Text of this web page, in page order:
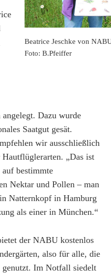
Beatrice Jeschke von
Foto: B.Pfeiffer
Dazu wurde
Saatgut gesät.
wir ausschließlich
„Das ist
bestimmte
Nektar und Pollen – man
Natternkopf in Hamburg
als einer in München.“
der NABU kostenlos
also für alle, die
genutzt. Im Notfall siedelt